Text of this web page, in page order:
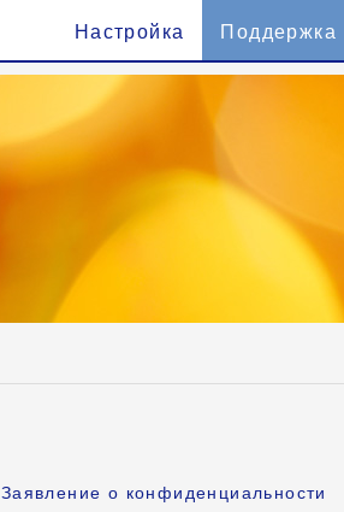
Настройка Поддержка
Заявление о конфиденциальности